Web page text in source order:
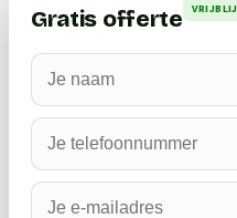
Gratis offerte